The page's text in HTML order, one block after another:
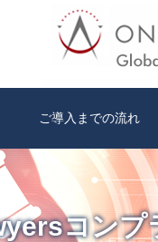
ご導入までの流れ
コンプ